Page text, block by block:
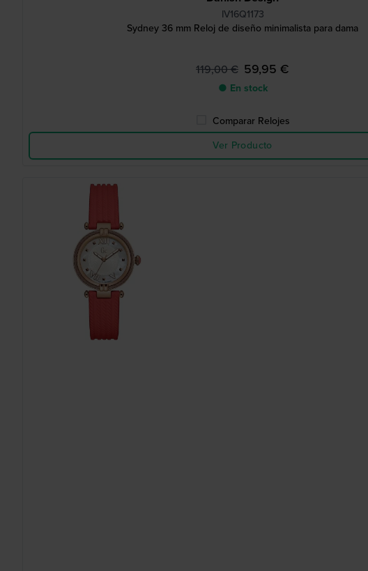
IV16Q1173
Sydney 36 mm Reloj de diseño minimalista para dama
119,00 € 59,95 €
● En stock
Comparar Relojes
Ver Producto